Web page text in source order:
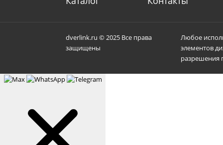
dverlink.ru © 2025 Все права
защищены
Любое
элементов
разрешения